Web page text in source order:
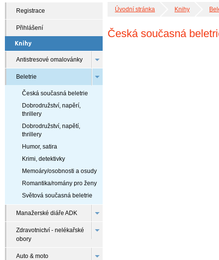
Úvodní stránka Knihy
Česká současná
Registrace
Přihlášení
Knihy
Antistresové omalovánky
Beletrie
Česká současná beletrie
Dobrodružství, napěrí,
thrillery
Dobrodružství, napětí,
thrillery
Humor, satira
Krimi, detektivky
Memoáry/osobnosti a osudy
Romantika/romány pro ženy
Světová současná beletrie
Manažerské diáře ADK
Zdravotnictví - nelékařské
obory
Auto & moto